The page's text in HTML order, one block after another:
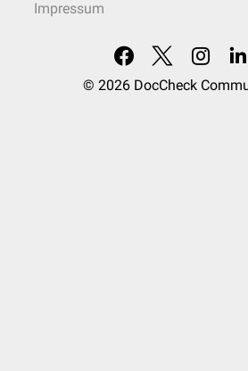
Impressum
© 2026 DocCheck